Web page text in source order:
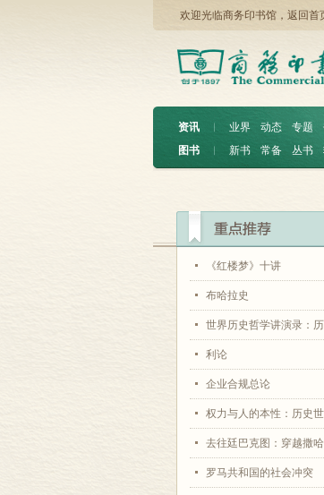
欢迎光临商务印书馆， 返回首
资讯 ︱ 业界 动态 专题
图书
︱ 新书 常备 丛书
《红楼梦》十讲
布哈拉史
世界历史哲学讲演录：
利论
企业合规总论
权力与人的本性：历史
去往廷巴克图：穿越撒
罗马共和国的社会冲突